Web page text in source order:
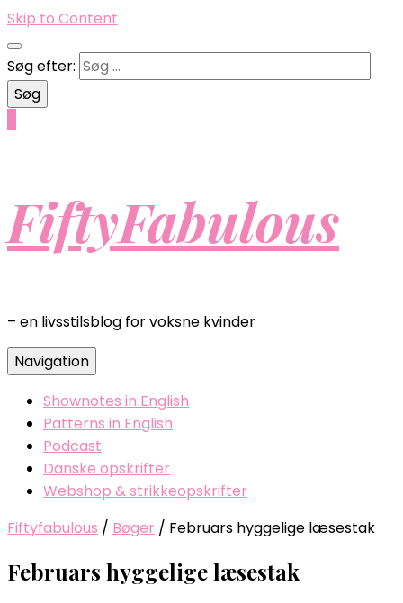
Skip to Content
Søg efter:
FiftyFabulous
– en livsstilsblog for voksne kvinder
Navigation
Shownotes in English
Patterns in English
Podcast
Danske opskrifter
Webshop & strikkeopskrifter
Fiftyfabulous / Bøger / Februars hyggelige læsestak
Februars hyggelige læsestak